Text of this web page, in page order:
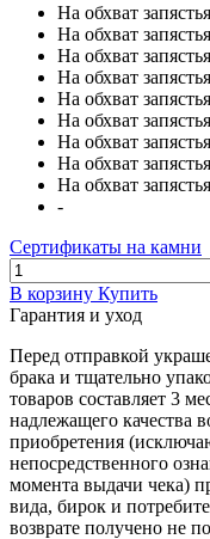
На обхват
На обхват
На обхват
На обхват
На обхват
На обхват
На обхват
На обхват
На обхват
-
Сертификаты на камни
В корзину Купить
Гарантия и уход
Перед отправкой
брака и тщательно
товаров составляет 3
надлежащего качества
приобретения
непосредственного
момента выдачи чека)
вида, бирок и
возврате получено не